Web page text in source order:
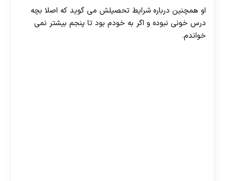
او همچنین درباره شرایط تحصیلش می گوید که اصلا بچه
درس خونی نبوده و اگر به خودم بود تا پنجم بیشتر نمی
خواندم.